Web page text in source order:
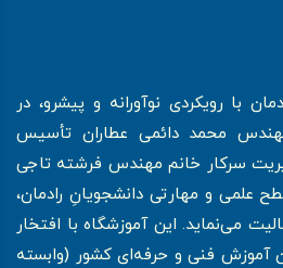
با رویکردی نوآورانه و پیشرو، در
مهندس محمد دائمی عطاران تأسیس
سرکار خانم مهندس فرشته تاجی
علمی و مهارتی دانشجویانِ رادمان،
می‌نماید. این آموزشگاه با افتخار
آموزش فنی و حرفه‌ای کشور (وابسته